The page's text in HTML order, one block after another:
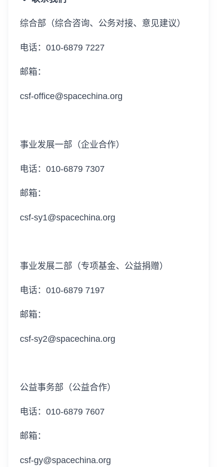
综合部（综合咨询、公务对接、意见建议）
电话：010-6879 7227
邮箱：
csf-office@spacechina.org
事业发展一部（企业合作）
电话：010-6879 7307
邮箱：
csf-sy1@spacechina.org
事业发展二部（专项基金、公益捐赠）
电话：010-6879 7197
邮箱：
csf-sy2@spacechina.org
公益事务部（公益合作）
电话：010-6879 7607
邮箱：
csf-gy@spacechina.org